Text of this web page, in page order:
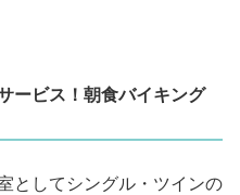
ービス！朝食バイキング
としてシングル・ツインの